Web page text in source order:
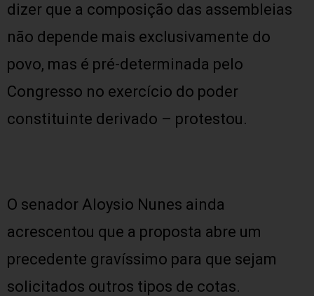
dizer que a composição das assembleias
não depende mais exclusivamente do
povo, mas é pré-determinada pelo
Congresso no exercício do poder
constituinte derivado – protestou.
O senador Aloysio Nunes ainda
acrescentou que a proposta abre um
precedente gravíssimo para que sejam
solicitados outros tipos de cotas.